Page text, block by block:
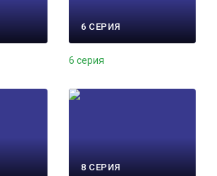
6 СЕРИЯ
6 серия
8 СЕРИЯ